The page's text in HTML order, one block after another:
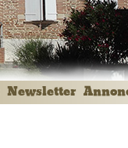
Newsletter